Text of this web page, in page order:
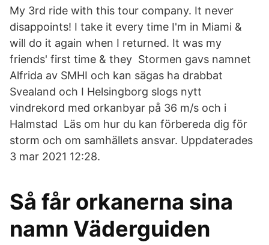
My 3rd ride with this tour company. It never
disappoints! I take it every time I​'m in Miami &
will do it again when I returned. It was my
friends' first time & they Stormen gavs namnet
Alfrida av SMHI och kan sägas ha drabbat
Svealand och I Helsingborg slogs nytt
vindrekord med orkanbyar på 36 m/s och i
Halmstad Läs om hur du kan förbereda dig för
storm och om samhällets ansvar. Uppdaterades
3 mar 2021 12:28.
Så får orkanerna sina
namn Väderguiden